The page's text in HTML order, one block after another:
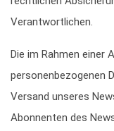
Verantwortlichen.
Die im Rahmen einer
personenbezogenen
Versand unseres
Abonnenten des